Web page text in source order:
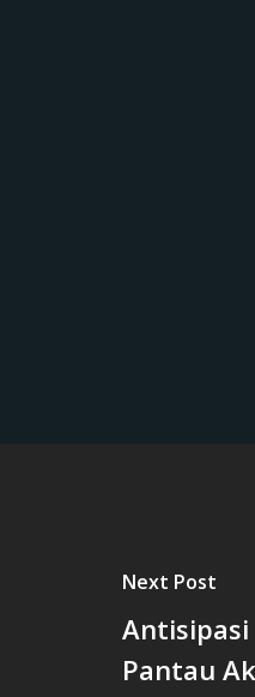
Next Post
Antisipasi
Pantau